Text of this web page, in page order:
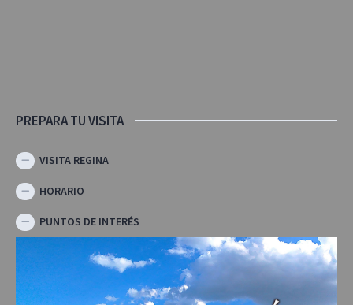
PREPARA TU VISITA
VISITA REGINA
HORARIO
PUNTOS DE INTERÉS